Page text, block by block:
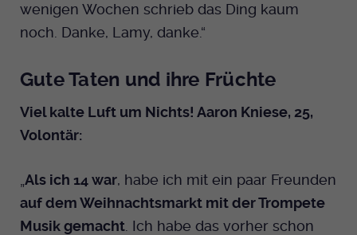
wenigen Wochen schrieb das Ding kaum
noch. Danke, Lamy, danke.“
Gute Taten und ihre Früchte
Viel kalte Luft um Nichts! Aaron Kniese, 25,
Volontär:
Als ich 14 war, habe ich mit ein paar Freunden
auf dem Weihnachtsmarkt mit der Trompete
Musik gemacht . Ich habe das vorher schon